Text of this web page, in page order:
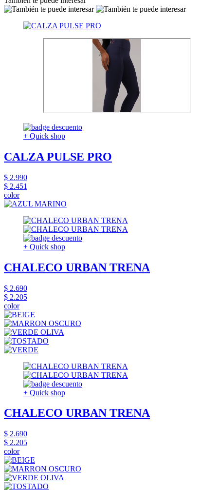
+ Quick shop
CALZA PULSE PRO
$ 2.990
$ 2.451
color
+ Quick shop
CHALECO URBAN TRENA
$ 2.690
$ 2.205
color
+ Quick shop
CHALECO URBAN TRENA
$ 2.690
$ 2.205
color